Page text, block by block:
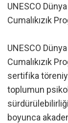
UNESCO
Cumalıkızık
UNESCO
Cumalıkızık
sertifika
toplumun
boyunca